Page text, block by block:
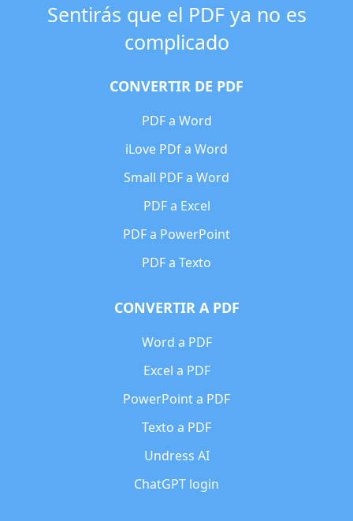
Sentirás que el PDF ya no es
complicado
CONVERTIR DE PDF
PDF a Word
iLove PDf a Word
Small PDF a Word
PDF a Excel
PDF a PowerPoint
PDF a Texto
CONVERTIR A PDF
Word a PDF
Excel a PDF
PowerPoint a PDF
Texto a PDF
Undress AI
ChatGPT login